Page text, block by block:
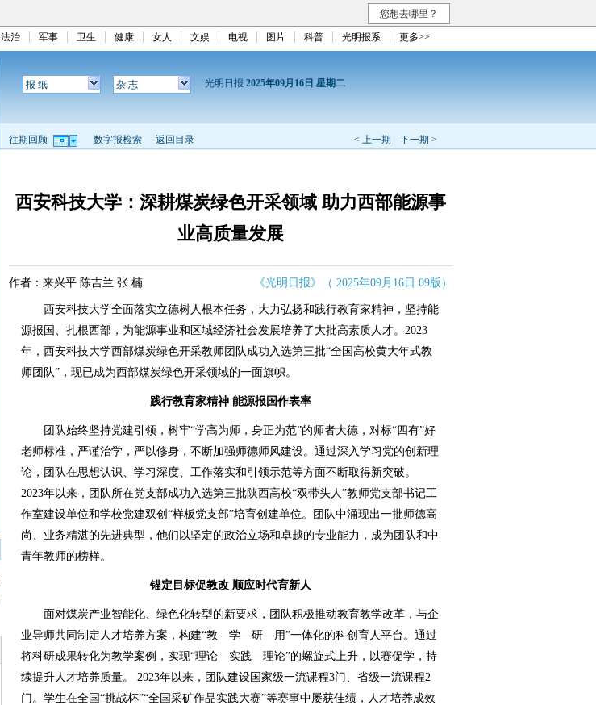
您想去哪里？
法治 军事 卫生 健康 女人 文娱 电视 图片 科普 光明报系 更多>>
报 纸 杂 志 光明日报 2025年09月16日 星期二
< 上一期 下一期 >
往期回顾 数字报检索 返回目录
西安科技大学：深耕煤炭绿色开采领域 助力西部能源事
业高质量发展
作者：来兴平 陈吉兰 张 楠 《光明日报》（ 2025年09月16日 09版）
西安科技大学全面落实立德树人根本任务，大力弘扬和践行教育家精神，坚持能
源报国、扎根西部，为能源事业和区域经济社会发展培养了大批高素质人才。2023
年，西安科技大学西部煤炭绿色开采教师团队成功入选第三批“全国高校黄大年式教
师团队”，现已成为西部煤炭绿色开采领域的一面旗帜。
践行教育家精神 能源报国作表率
团队始终坚持党建引领，树牢“学高为师，身正为范”的师者大德，对标“四有”好
老师标准，严谨治学，严以修身，不断加强师德师风建设。通过深入学习党的创新理
论，团队在思想认识、学习深度、工作落实和引领示范等方面不断取得新突破。
2023年以来，团队所在党支部成功入选第三批陕西高校“双带头人”教师党支部书记工
作室建设单位和学校党建双创“样板党支部”培育创建单位。团队中涌现出一批师德高
尚、业务精湛的先进典型，他们以坚定的政治立场和卓越的专业能力，成为团队和中
青年教师的榜样。
锚定目标促教改 顺应时代育新人
面对煤炭产业智能化、绿色化转型的新要求，团队积极推动教育教学改革，与企
业导师共同制定人才培养方案，构建“教—学—研—用”一体化的科创育人平台。通过
将科研成果转化为教学案例，实现“理论—实践—理论”的螺旋式上升，以赛促学，持
续提升人才培养质量。 2023年以来，团队建设国家级一流课程3门、省级一流课程2
门。学生在全国“挑战杯”“全国采矿作品实践大赛”等赛事中屡获佳绩，人才培养成效